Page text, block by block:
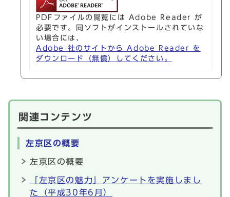
PDFファイルの閲覧には Adobe Reader が
必要です。同ソフトがインストールされていな
い場合には、
Adobe 社のサイトから Adobe Reader を
ダウンロード（無償）してください。
関連コンテンツ
左京区の概要
左京区の概要
「左京区の魅力」アンケートを実施しまし
た（平成30年6月）